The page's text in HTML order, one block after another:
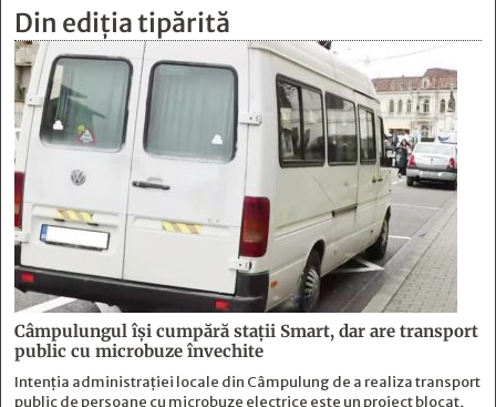
Din ediția tipărită
Câmpulungul îşi cumpără staţii Smart, dar are transport
public cu microbuze învechite
Intenția administrației locale din Câmpulung de a realiza transport
public de persoane cu microbuze electrice este un proiect blocat,